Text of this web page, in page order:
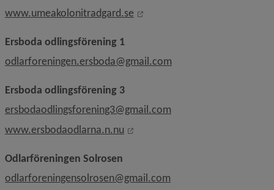
www.umeakolonitradgard.se
Länk till annan webbplats,
Ersboda odlingsförening 1
odlarforeningen.ersboda@gmail.com
Ersboda odlingsförening 3
ersbodaodlingsforening3@gmail.com
www.ersbodaodlarna.n.nu
Länk till annan webbplats,
Odlarföreningen Solrosen
odlarforeningensolrosen@gmail.com